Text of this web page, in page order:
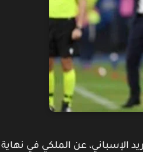
الإسباني، عن الملكي في نهاية